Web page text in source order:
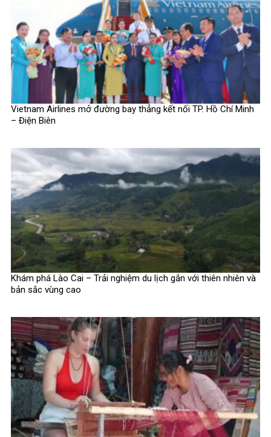
Vietnam Airlines mở đường bay thẳng kết nối TP. Hồ Chí Minh
– Điện Biên
Khám phá Lào Cai – Trải nghiệm du lịch gắn với thiên nhiên và
bản sắc vùng cao